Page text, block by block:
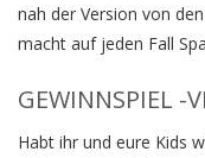
nah der Version von
macht auf jeden Fall
GEWINNSPIEL -
Habt ihr und eure Kids